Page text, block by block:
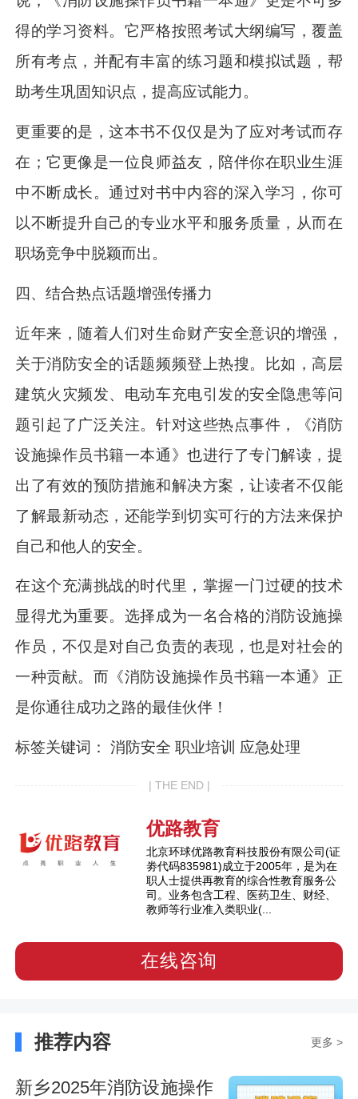
得的学习资料。它严格按照考试大纲编写，覆盖
所有考点，并配有丰富的练习题和模拟试题，帮
助考生巩固知识点，提高应试能力。
更重要的是，这本书不仅仅是为了应对考试而存
在；它更像是一位良师益友，陪伴你在职业生涯
中不断成长。通过对书中内容的深入学习，你可
以不断提升自己的专业水平和服务质量，从而在
职场竞争中脱颖而出。
四、结合热点话题增强传播力
近年来，随着人们对生命财产安全意识的增强，
关于消防安全的话题频频登上热搜。比如，高层
建筑火灾频发、电动车充电引发的安全隐患等问
题引起了广泛关注。针对这些热点事件，《消防
设施操作员书籍一本通》也进行了专门解读，提
出了有效的预防措施和解决方案，让读者不仅能
了解最新动态，还能学到切实可行的方法来保护
自己和他人的安全。
在这个充满挑战的时代里，掌握一门过硬的技术
显得尤为重要。选择成为一名合格的消防设施操
作员，不仅是对自己负责的表现，也是对社会的
一种贡献。而《消防设施操作员书籍一本通》正
是你通往成功之路的最佳伙伴！
标签关键词： 消防安全 职业培训 应急处理
| THE END |
优路教育
北京环球优路教育科技股份有限公司(证
劵代码835981)成立于2005年，是为在
职人士提供再教育的综合性教育服务公
司。业务包含工程、医药卫生、财经、
教师等行业准入类职业(...
在线咨询
推荐内容 更多 >
新乡2025年消防设施操作